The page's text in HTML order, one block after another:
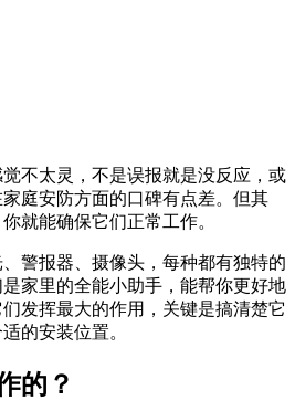
不太灵，不是误报就是没反应，或
庭安防方面的口碑有点差。但其
就能确保它们正常工作。
警报器、摄像头，每种都有独特的
家里的全能小助手，能帮你更好地
发挥最大的作用，关键是搞清楚它
的安装位置。
的？